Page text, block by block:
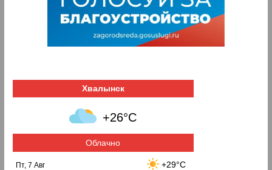
Хвалынск
+26°C
Облачно
Пт, 7 Авг +29°C